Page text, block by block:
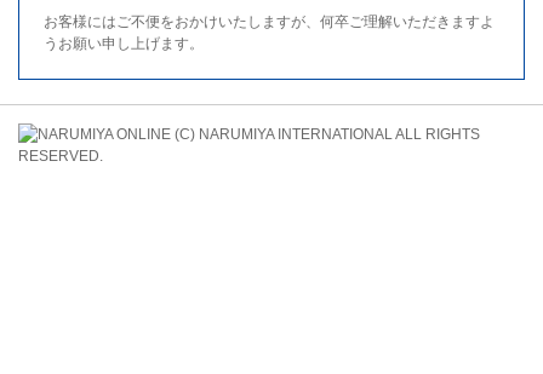
お客様にはご不便をおかけいたしますが、何卒ご理解いただきますよ
うお願い申し上げます。